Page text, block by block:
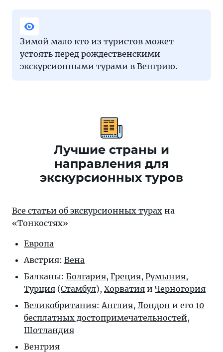
Зимой мало кто из туристов может
устоять перед рождественскими
экскурсионными турами в Венгрию.
Лучшие страны и
направления для
экскурсионных туров
Все статьи об экскурсионных турах на
«Тонкостях»
Европа
Австрия: Вена
Балканы: Болгария, Греция, Румыния,
Турция (Стамбул), Хорватия и Черногория
Великобритания: Англия, Лондон и его 10
бесплатных достопримечательностей,
Шотландия
Венгрия